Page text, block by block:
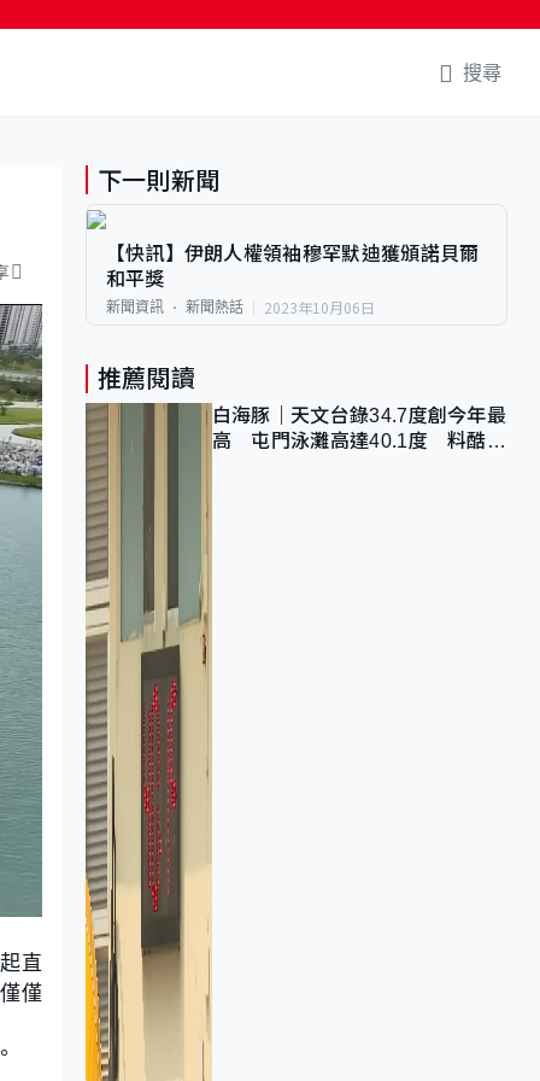
搜尋
直
僅
下一則新聞
【快訊】伊朗人權領袖穆罕默迪獲頒諾貝爾
和平獎
新聞資訊 新聞熱話 2023年10月06日
推薦閱讀
白海豚｜天文台錄34.7度創今年最
高 屯門泳灘高達40.1度 料酷熱